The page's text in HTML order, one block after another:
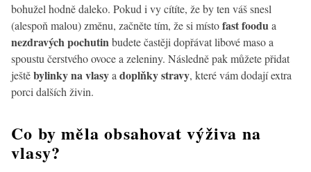
bohužel hodně daleko. Pokud i vy cítíte, že by ten váš snesl
(alespoň malou) změnu, začněte tím, že si místofast foodu a
nezdravých pochutin budete častěji dopřávat libové maso a
spoustu čerstvého ovoce a zeleniny. Následně pak můžete přidat
ještěbylinky na vlasya doplňky stravy, které vám dodají extra
porci dalších živin.
Co by měla obsahovat výživa na
vlasy?